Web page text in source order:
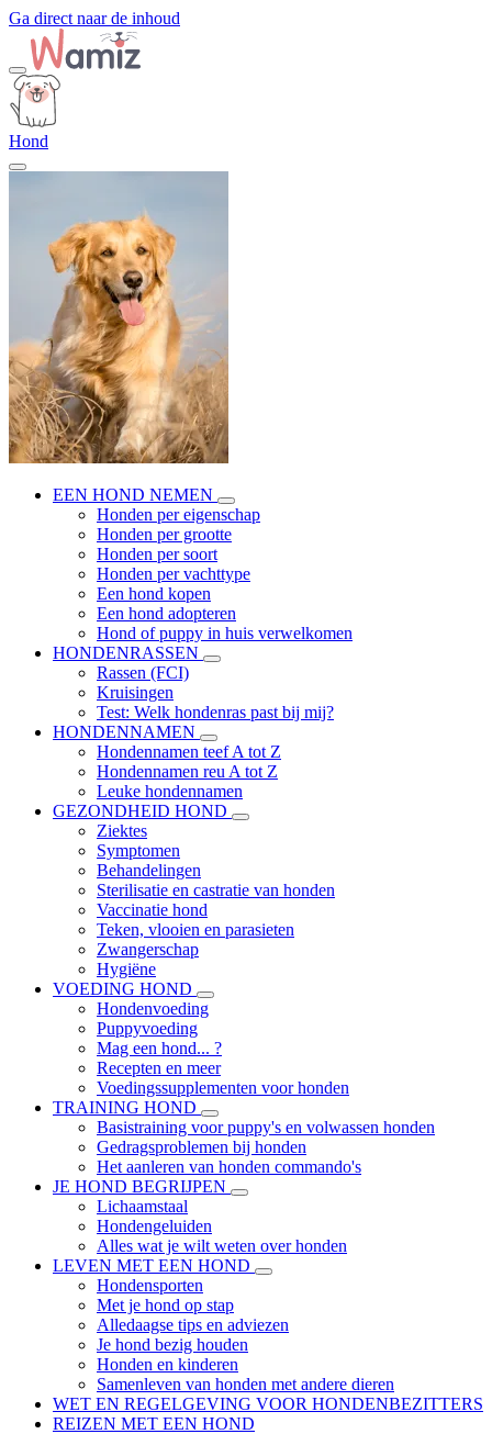
Ga direct naar de inhoud
Hond
EEN HOND NEMEN
Honden per eigenschap
Honden per grootte
Honden per soort
Honden per vachttype
Een hond kopen
Een hond adopteren
Hond of puppy in huis verwelkomen
HONDENRASSEN
Rassen (FCI)
Kruisingen
Test: Welk hondenras past bij mij?
HONDENNAMEN
Hondennamen teef A tot Z
Hondennamen reu A tot Z
Leuke hondennamen
GEZONDHEID HOND
Ziektes
Symptomen
Behandelingen
Sterilisatie en castratie van honden
Vaccinatie hond
Teken, vlooien en parasieten
Zwangerschap
Hygiëne
VOEDING HOND
Hondenvoeding
Puppyvoeding
Mag een hond... ?
Recepten en meer
Voedingssupplementen voor honden
TRAINING HOND
Basistraining voor puppy's en volwassen honden
Gedragsproblemen bij honden
Het aanleren van honden commando's
JE HOND BEGRIJPEN
Lichaamstaal
Hondengeluiden
Alles wat je wilt weten over honden
LEVEN MET EEN HOND
Hondensporten
Met je hond op stap
Alledaagse tips en adviezen
Je hond bezig houden
Honden en kinderen
Samenleven van honden met andere dieren
WET EN REGELGEVING VOOR HONDENBEZITTERS
REIZEN MET EEN HOND